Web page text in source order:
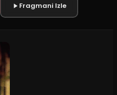
Fragmani Izle